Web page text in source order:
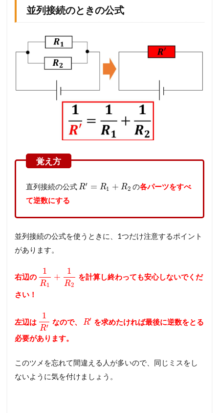
並列接続のときの公式
直列接続の公式R′ = R1 + R2 の各パーツをすべ
て逆数にする
並列接続の公式を使うときに、1つだけ注意するポイント
があります。
右辺の
1
R1
+
1
R2
を計算し終わっても安心しないでくだ
さい！
左辺は
1
R′
なので、 R′ を求めたければ最後に逆数をとる
必要があります。
このツメを忘れて間違える人が多いので、同じミスをし
ないように気を付けましょう。